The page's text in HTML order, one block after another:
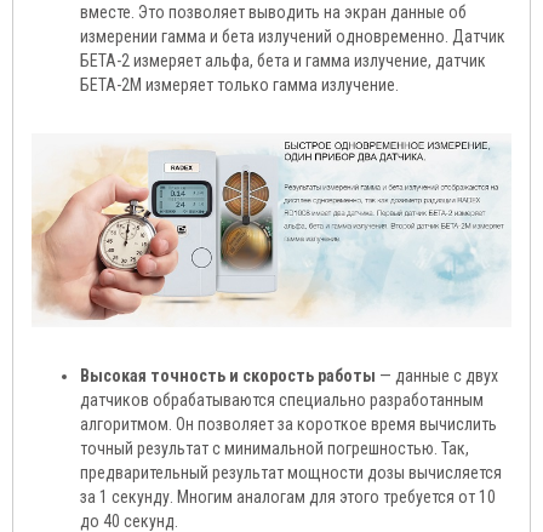
вместе. Это позволяет выводить на экран данные об
измерении гамма и бета излучений одновременно. Датчик
БЕТА-2 измеряет альфа, бета и гамма излучение, датчик
БЕТА-2М измеряет только гамма излучение.
Высокая точность и скорость работы — данные с двух
датчиков обрабатываются специально разработанным
алгоритмом. Он позволяет за короткое время вычислить
точный результат с минимальной погрешностью. Так,
предварительный результат мощности дозы вычисляется
за 1 секунду. Многим аналогам для этого требуется от 10
до 40 секунд.